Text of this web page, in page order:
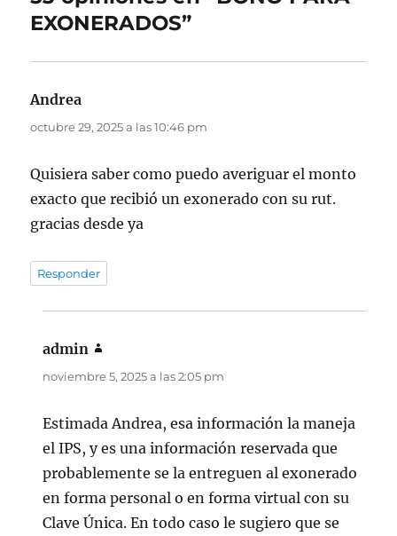
EXONERADOS”
Andrea
octubre 29, 2025 a las 10:46 pm
Quisiera saber como puedo averiguar el monto
exacto que recibió un exonerado con su rut.
gracias desde ya
Responder
admin
noviembre 5, 2025 a las 2:05 pm
Estimada Andrea, esa información la maneja
el IPS, y es una información reservada que
probablemente se la entreguen al exonerado
en forma personal o en forma virtual con su
Clave Única. En todo caso le sugiero que se